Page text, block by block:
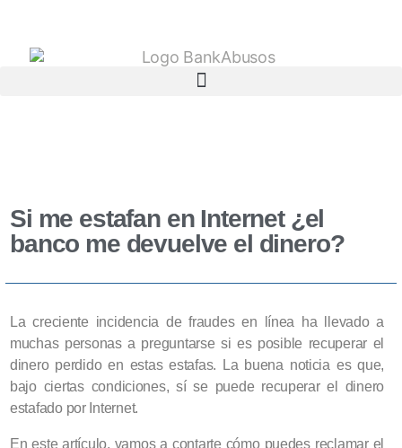
Si me estafan en Internet ¿el
banco me devuelve el dinero?
La creciente incidencia de fraudes en línea ha llevado a
muchas personas a preguntarse si es posible recuperar el
dinero perdido en estas estafas. La buena noticia es que,
bajo ciertas condiciones, sí se puede recuperar el dinero
estafado por Internet.
En este artículo, vamos a contarte cómo puedes reclamar el